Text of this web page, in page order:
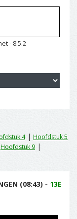
- 8.5.2
4| Hoofdstuk 5
Hoofdstuk 9 |
(08:43) - 13E